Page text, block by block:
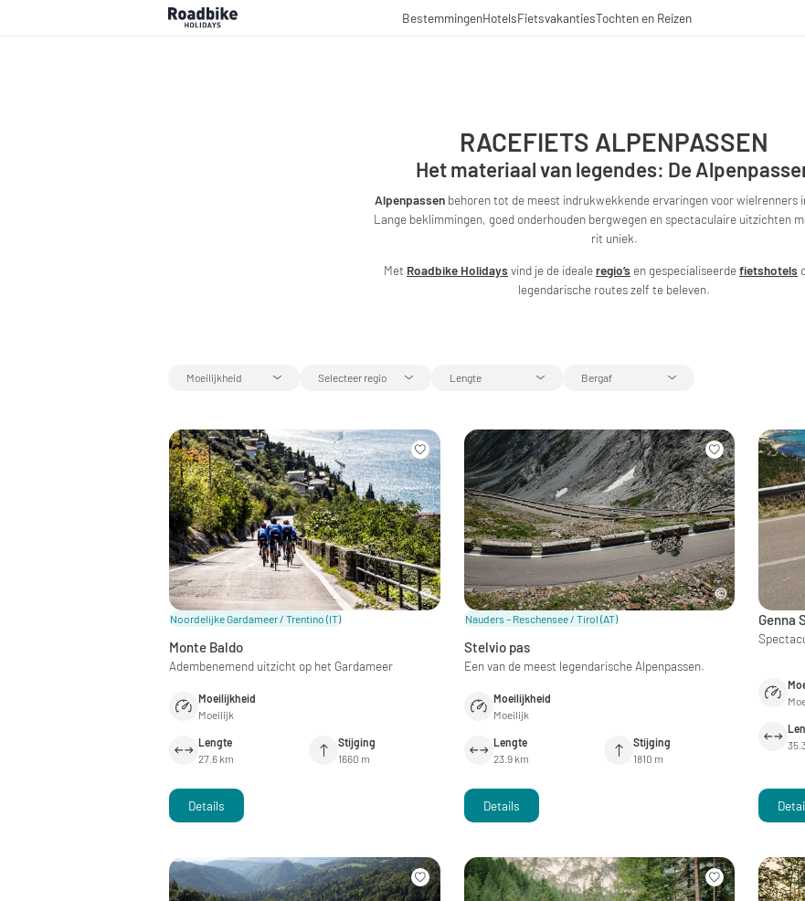
BestemmingenHotelsFietsvakantiesTochten en Reizen
RACEFIETS ALPENPASSEN
Het materiaal van legendes: De
Alpenpassen behoren tot de meest indrukwekkende ervaringen voor wielrenners
Lange beklimmingen, goed onderhouden bergwegen en spectaculaire uitzichten
rit uniek.
Met Roadbike Holidays vind je de idealeregio’s en gespecialiseerdefietshotels
legendarische routes zelf te beleven.
Moeilijkheid Selecteer regio Lengte Bergaf
Noordelijke Gardameer / Trentino (IT)
Monte Baldo
Adembenemend uitzicht op het Gardameer
Moeilijkheid
Moeilijk
Lengte
27.6 km
Stijging
1660 m
Details
Nauders – Reschensee / Tirol (AT)
Stelvio pas
Een van de meest legendarische Alpenpassen.
Moeilijkheid
Moeilijk
Lengte
23.9 km
Stijging
1810 m
Details
Genna